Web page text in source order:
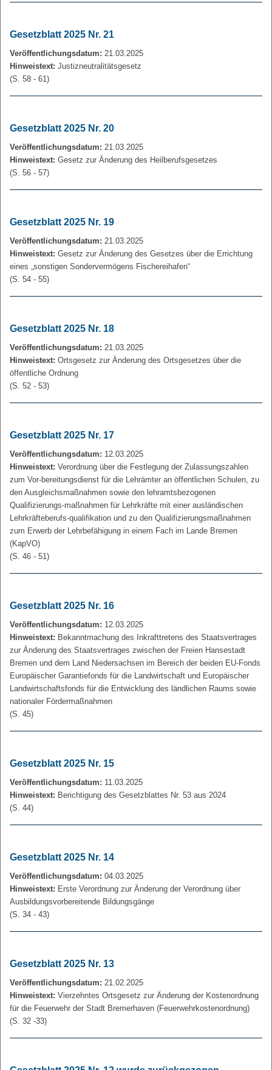
Gesetzblatt 2025 Nr. 21
Veröffentlichungsdatum: 21.03.2025
Hinweistext: Justizneutralitätsgesetz
(S. 58 - 61)
Gesetzblatt 2025 Nr. 20
Veröffentlichungsdatum: 21.03.2025
Hinweistext: Gesetz zur Änderung des Heilberufsgesetzes
(S. 56 - 57)
Gesetzblatt 2025 Nr. 19
Veröffentlichungsdatum: 21.03.2025
Hinweistext: Gesetz zur Änderung des Gesetzes über die Errichtung
eines „sonstigen Sondervermögens Fischereihafen“
(S. 54 - 55)
Gesetzblatt 2025 Nr. 18
Veröffentlichungsdatum: 21.03.2025
Hinweistext: Ortsgesetz zur Änderung des Ortsgesetzes über die
öffentliche Ordnung
(S. 52 - 53)
Gesetzblatt 2025 Nr. 17
Veröffentlichungsdatum: 12.03.2025
Hinweistext: Verordnung über die Festlegung der Zulassungszahlen
zum Vor-bereitungsdienst für die Lehrämter an öffentlichen Schulen, zu
den Ausgleichsmaßnahmen sowie den lehramtsbezogenen
Qualifizierungs-maßnahmen für Lehrkräfte mit einer ausländischen
Lehrkräfteberufs-qualifikation und zu den Qualifizierungsmaßnahmen
zum Erwerb der Lehrbefähigung in einem Fach im Lande Bremen
(KapVO)
(S. 46 - 51)
Gesetzblatt 2025 Nr. 16
Veröffentlichungsdatum: 12.03.2025
Hinweistext: Bekanntmachung des Inkrafttretens des Staatsvertrages
zur Änderung des Staatsvertrages zwischen der Freien Hansestadt
Bremen und dem Land Niedersachsen im Bereich der beiden EU-Fonds
Europäischer Garantiefonds für die Landwirtschaft und Europäischer
Landwirtschaftsfonds für die Entwicklung des ländlichen Raums sowie
nationaler Fördermaßnahmen
(S. 45)
Gesetzblatt 2025 Nr. 15
Veröffentlichungsdatum: 11.03.2025
Hinweistext: Berichtigung des Gesetzblattes Nr. 53 aus 2024
(S. 44)
Gesetzblatt 2025 Nr. 14
Veröffentlichungsdatum: 04.03.2025
Hinweistext: Erste Verordnung zur Änderung der Verordnung über
Ausbildungsvorbereitende Bildungsgänge
(S. 34 - 43)
Gesetzblatt 2025 Nr. 13
Veröffentlichungsdatum: 21.02.2025
Hinweistext: Vierzehntes Ortsgesetz zur Änderung der Kostenordnung
für die Feuerwehr der Stadt Bremerhaven (Feuerwehrkostenordnung)
(S. 32 -33)